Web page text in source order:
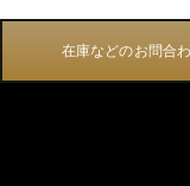
在庫などのお問合